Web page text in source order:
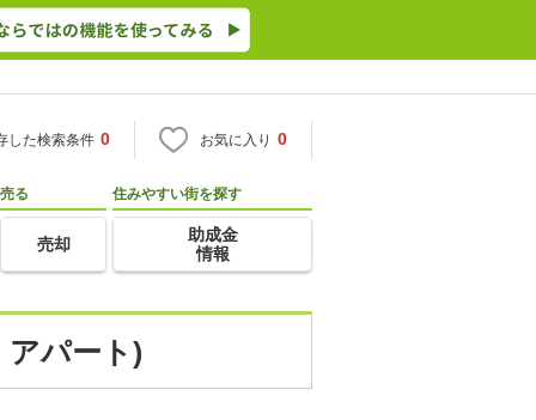
した検索条件 0 お気に入り 0
売る
売却
住みやすい街を探す
助成金
情報
アパート)